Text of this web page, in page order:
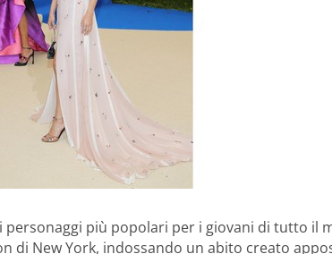
personaggi più popolari per i giovani di tutto il
di New York, indossando un abito creato